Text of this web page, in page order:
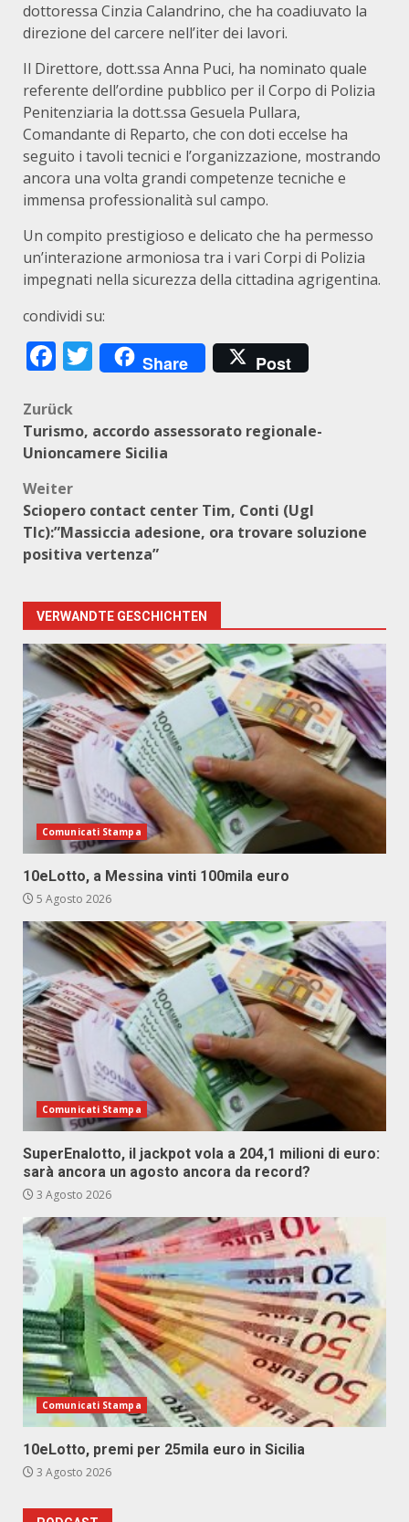
dottoressa Cinzia Calandrino, che ha coadiuvato la
direzione del carcere nell’iter dei lavori.
Il Direttore, dott.ssa Anna Puci, ha nominato quale
referente dell’ordine pubblico per il Corpo di Polizia
Penitenziaria la dott.ssa Gesuela Pullara,
Comandante di Reparto, che con doti eccelse ha
seguito i tavoli tecnici e l’organizzazione, mostrando
ancora una volta grandi competenze tecniche e
immensa professionalità sul campo.
Un compito prestigioso e delicato che ha permesso
un’interazione armoniosa tra i vari Corpi di Polizia
impegnati nella sicurezza della cittadina agrigentina.
condividi su:
Facebook
Twitter
Share Post
Beitragsnavigation
Zurück
Turismo, accordo assessorato regionale-
Unioncamere Sicilia
Weiter
Sciopero contact center Tim, Conti (Ugl
Tlc):”Massiccia adesione, ora trovare soluzione
positiva vertenza”
VERWANDTE GESCHICHTEN
Comunicati Stampa
10eLotto, a Messina vinti 100mila euro
5 Agosto 2026
Comunicati Stampa
SuperEnalotto, il jackpot vola a 204,1 milioni di euro:
sarà ancora un agosto ancora da record?
3 Agosto 2026
Comunicati Stampa
10eLotto, premi per 25mila euro in Sicilia
3 Agosto 2026